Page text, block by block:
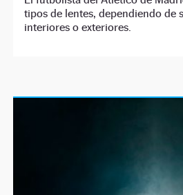
tipos de lentes, dependiendo de
interiores o exteriores.